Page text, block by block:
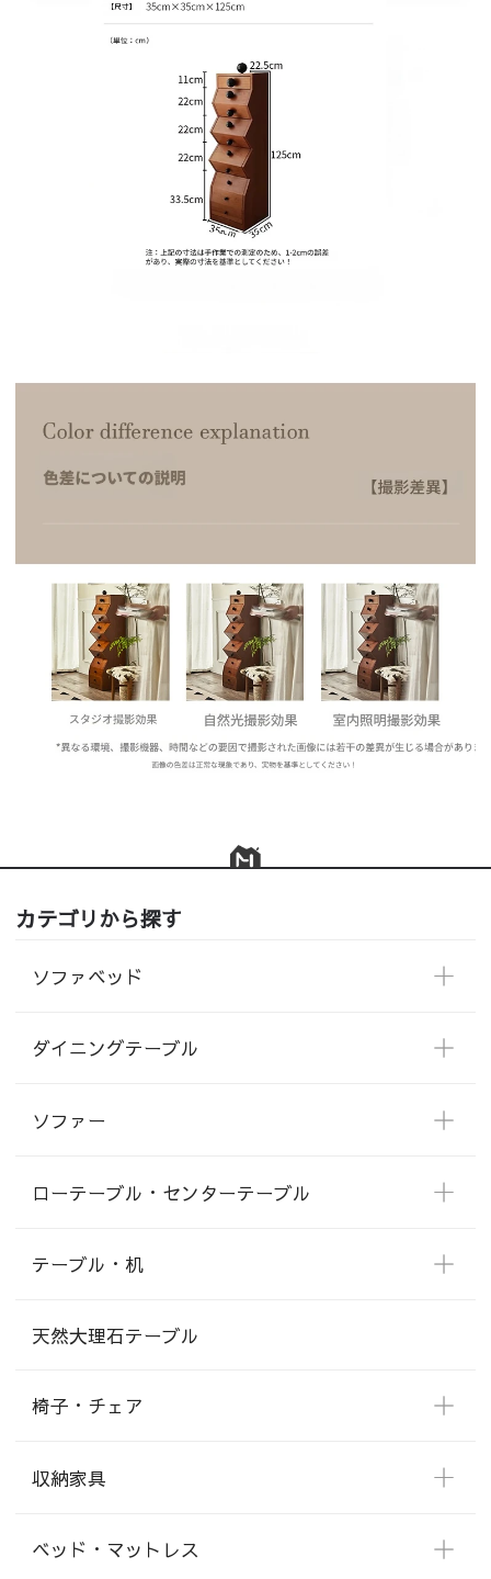
カテゴリから探す
ソファベッド
ダイニングテーブル
ソファー
ローテーブル・センターテーブル
テーブル・机
天然大理石テーブル
椅子・チェア
収納家具
ベッド・マットレス